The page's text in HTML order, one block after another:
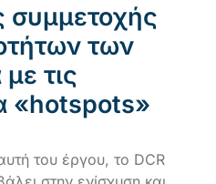
συμμετοχής
των
τις
«hotspots»
του έργου, το DCR